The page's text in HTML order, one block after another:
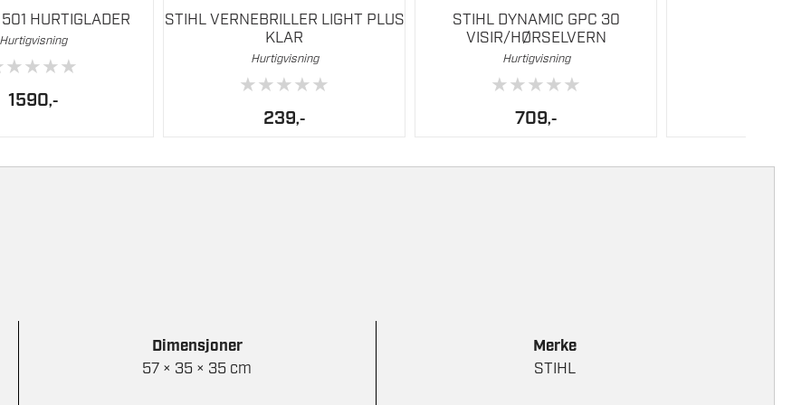
HURTIGLADER
Hurtigvisning
★★★★
1590,-
STIHL VERNEBRILLER LIGHT PLUS
KLAR
Hurtigvisning
★★★★★
239,-
STIHL DYNAMIC GPC 30
VISIR/HØRSELVERN
Hurtigvisning
★★★★★
709,-
Dimensjoner
57 × 35 × 35 cm
Merke
STIHL